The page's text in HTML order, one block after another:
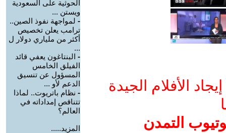
الأفلام الجيدة
التمدن
الحوثية على السعودية
ويستن ...
- لمواجهة نفوذ الصين..
ترامب يعلن تخصيص
أكثر من ملياري دولار ل
...
- البنتاغون يعفي قائد
الفيلق الخامس
المسؤول عن تنسيق
الدعم لأو ...
- نظام باتريوت.. لماذا
تتناقص إمداداته في
العالم؟
المزيد.....